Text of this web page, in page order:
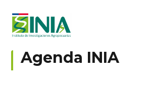
Agenda INIA